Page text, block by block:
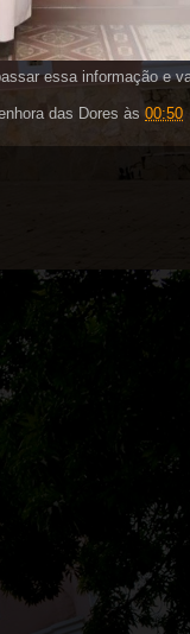
essa informação e
das Dores às 00:50